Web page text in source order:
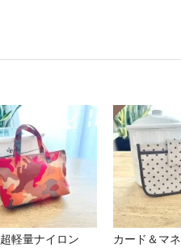
超軽量ナイロン
カード＆マ